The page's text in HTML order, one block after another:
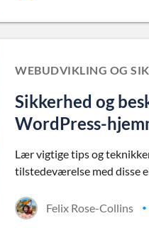
WEBUDVIKLING OG
Sikkerhed og
WordPress-
Lær vigtige tips og
tilstedeværelse med disse
Felix Rose-Collins •